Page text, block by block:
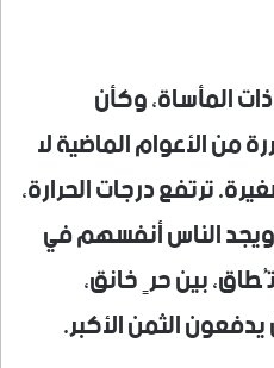
المأساة، وكأن
الأعوام الماضية لا
ترتفع درجات الحرارة،
الناس أنفسهم في
بين حرٍ خانق،
الثمن الأكبر.